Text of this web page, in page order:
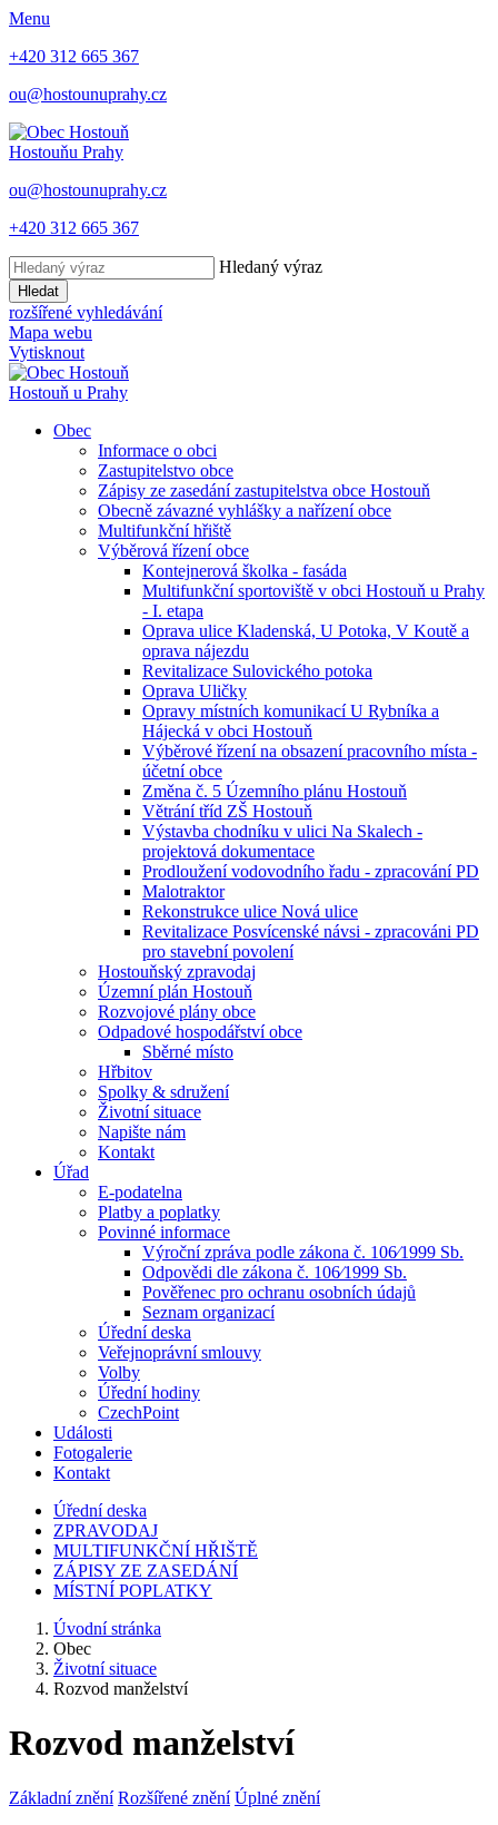
Menu
+420 312 665 367
ou@hostounuprahy.cz
Hostouňu Prahy
ou@hostounuprahy.cz
+420 312 665 367
Hledaný výraz
Hledat
rozšířené vyhledávání
Mapa webu
Vytisknout
Hostouň u Prahy
Obec
Informace o obci
Zastupitelstvo obce
Zápisy ze zasedání zastupitelstva obce Hostouň
Obecně závazné vyhlášky a nařízení obce
Multifunkční hřiště
Výběrová řízení obce
Kontejnerová školka - fasáda
Multifunkční sportoviště v obci Hostouň u Prahy
- I. etapa
Oprava ulice Kladenská, U Potoka, V Koutě a
oprava nájezdu
Revitalizace Sulovického potoka
Oprava Uličky
Opravy místních komunikací U Rybníka a
Hájecká v obci Hostouň
Výběrové řízení na obsazení pracovního místa -
účetní obce
Změna č. 5 Územního plánu Hostouň
Větrání tříd ZŠ Hostouň
Výstavba chodníku v ulici Na Skalech -
projektová dokumentace
Prodloužení vodovodního řadu - zpracování PD
Malotraktor
Rekonstrukce ulice Nová ulice
Revitalizace Posvícenské návsi - zpracováni PD
pro stavební povolení
Hostouňský zpravodaj
Územní plán Hostouň
Rozvojové plány obce
Odpadové hospodářství obce
Sběrné místo
Hřbitov
Spolky & sdružení
Životní situace
Napište nám
Kontakt
Úřad
E-podatelna
Platby a poplatky
Povinné informace
Výroční zpráva podle zákona č. 106⁄1999 Sb.
Odpovědi dle zákona č. 106⁄1999 Sb.
Pověřenec pro ochranu osobních údajů
Seznam organizací
Úřední deska
Veřejnoprávní smlouvy
Volby
Úřední hodiny
CzechPoint
Události
Fotogalerie
Kontakt
Úřední deska
ZPRAVODAJ
MULTIFUNKČNÍ HŘIŠTĚ
ZÁPISY ZE ZASEDÁNÍ
MÍSTNÍ POPLATKY
Úvodní stránka
Obec
Životní situace
Rozvod manželství
Rozvod manželství
Základní znění Rozšířené znění Úplné znění